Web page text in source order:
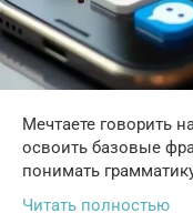
Мечтаете говорить
освоить базовые
понимать
Читать полностью